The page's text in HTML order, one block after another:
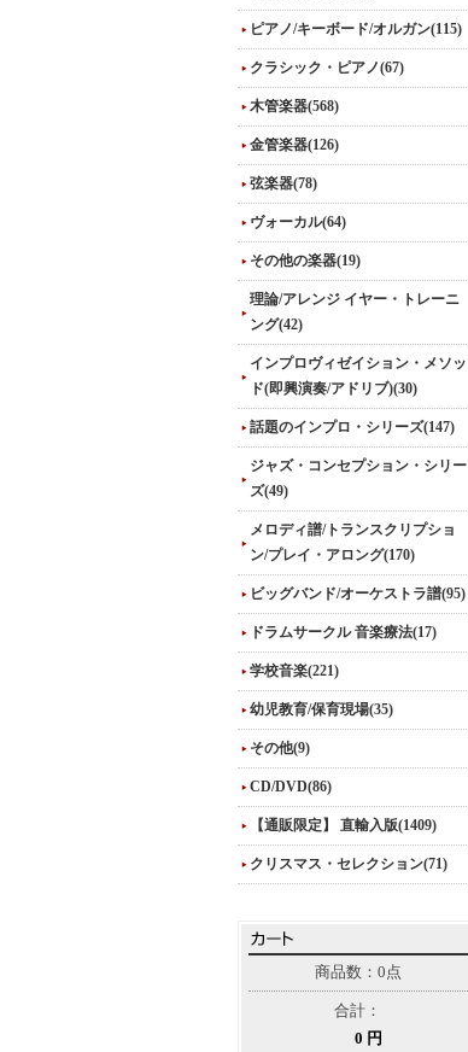
ピアノ/キーボード/オルガン(115)
クラシック・ピアノ(67)
木管楽器(568)
金管楽器(126)
弦楽器(78)
ヴォーカル(64)
その他の楽器(19)
理論/アレンジ イヤー・トレーニ
ング(42)
インプロヴィゼイション・メソッ
ド(即興演奏/アドリブ)(30)
話題のインプロ・シリーズ(147)
ジャズ・コンセプション・シリー
ズ(49)
メロディ譜/トランスクリプショ
ン/プレイ・アロング(170)
ビッグバンド/オーケストラ譜(95)
ドラムサークル 音楽療法(17)
学校音楽(221)
幼児教育/保育現場(35)
その他(9)
CD/DVD(86)
【通販限定】 直輸入版(1409)
クリスマス・セレクション(71)
商品数：0点
合計：
0 円